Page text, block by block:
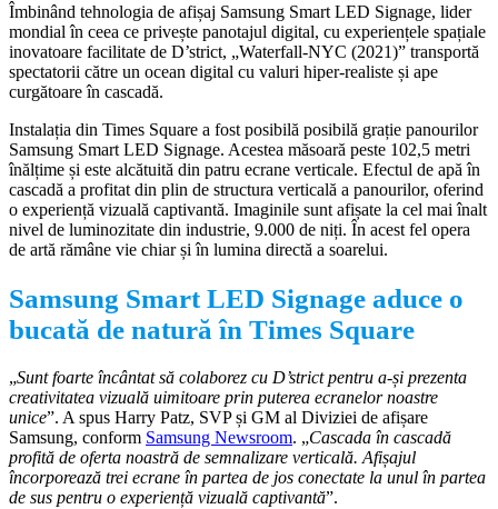
Îmbinând tehnologia de afișaj Samsung Smart LED Signage, lider
mondial în ceea ce privește panotajul digital, cu experiențele spațiale
inovatoare facilitate de D’strict, „Waterfall-NYC (2021)” transportă
spectatorii către un ocean digital cu valuri hiper-realiste și ape
curgătoare în cascadă.
Instalația din Times Square a fost posibilă posibilă grație panourilor
Samsung Smart LED Signage. Acestea măsoară peste 102,5 metri
înălțime și este alcătuită din patru ecrane verticale. Efectul de apă în
cascadă a profitat din plin de structura verticală a panourilor, oferind
o experiență vizuală captivantă. Imaginile sunt afișate la cel mai înalt
nivel de luminozitate din industrie, 9.000 de niți. În acest fel opera
de artă rămâne vie chiar și în lumina directă a soarelui.
Samsung Smart LED Signage aduce o
bucată de natură în Times Square
„Sunt foarte încântat să colaborez cu D’strict pentru a-și prezenta
creativitatea vizuală uimitoare prin puterea ecranelor noastre
unice”. A spus Harry Patz, SVP și GM al Diviziei de afișare
Samsung, conform Samsung Newsroom. „Cascada în cascadă
profită de oferta noastră de semnalizare verticală. Afișajul
încorporează trei ecrane în partea de jos conectate la unul în partea
de sus pentru o experiență vizuală captivantă”.